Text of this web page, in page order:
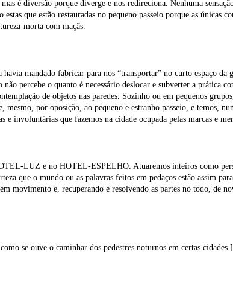
é diversão porque diverge e nos redireciona. Nenhuma
estas que estão restauradas no pequeno passeio porque as únicas
morta com maçãs.
mandado fabricar para nos “transportar” no curto espaço da
percebe o quanto é necessário deslocar e subverter a prática
de objetos nas paredes. Sozinho ou em pequenos
por oposição, ao pequeno e estranho passeio, e temos,
involuntárias que fazemos na cidade ocupada pelas marcas e
LUZ e no HOTEL-ESPELHO. Atuaremos inteiros como
que o mundo ou as palavras feitos em pedaços estão assim
movimento e, recuperando e resolvendo as partes no todo, de
se ouve o caminhar dos pedestres noturnos em certas cidades.]